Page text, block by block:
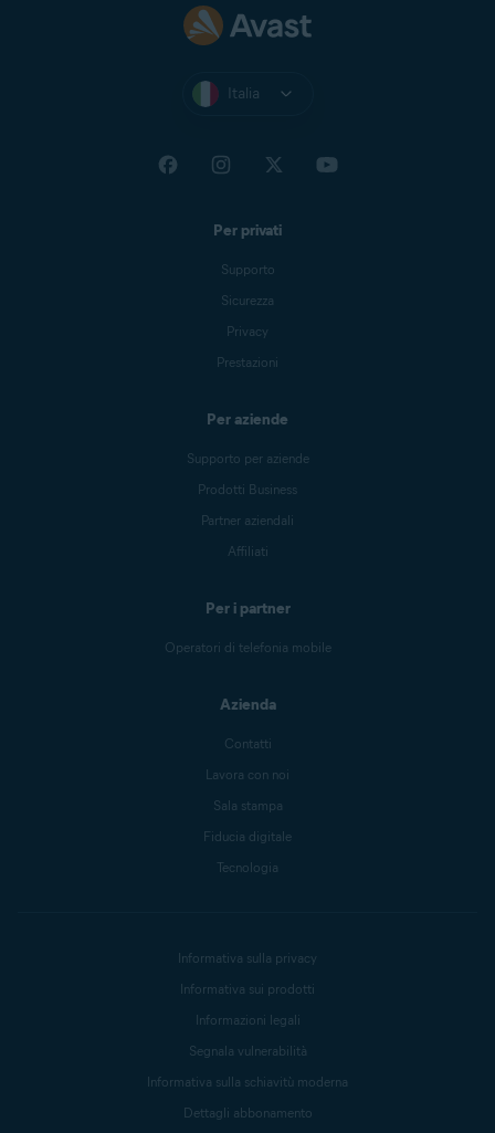
Italia
Per privati
Supporto
Sicurezza
Privacy
Prestazioni
Per aziende
Supporto per aziende
Prodotti Business
Partner aziendali
Affiliati
Per i partner
Operatori di telefonia mobile
Azienda
Contatti
Lavora con noi
Sala stampa
Fiducia digitale
Tecnologia
Informativa sulla privacy
Informativa sui prodotti
Informazioni legali
Segnala vulnerabilità
Informativa sulla schiavitù moderna
Dettagli abbonamento